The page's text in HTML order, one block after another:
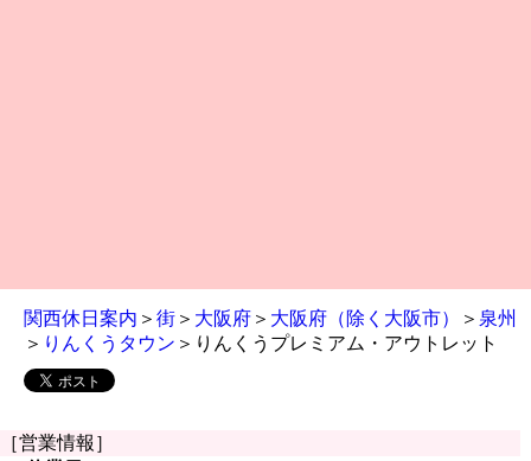
関西休日案内 ＞ 街 ＞ 大阪府 ＞ 大阪府（除く大阪市） ＞ 泉州
＞ りんくうタウン ＞りんくうプレミアム・アウトレット
［営業情報］